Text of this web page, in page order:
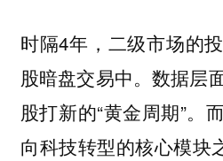
时隔4年，二级市场的
股暗盘交易中。数据层
股打新的“黄金周期”。
向科技转型的核心模块